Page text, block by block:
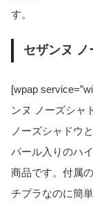
す。
セザンヌ ノ
[wpap
ンヌ ノーズシャ
ノーズシャドウ
パール入りのハ
商品です。付属
チプラなのに簡